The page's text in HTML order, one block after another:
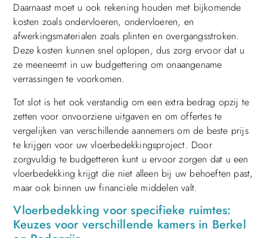
Daarnaast moet u ook rekening houden met bijkomende
kosten zoals ondervloeren, ondervloeren, en
afwerkingsmaterialen zoals plinten en overgangsstroken.
Deze kosten kunnen snel oplopen, dus zorg ervoor dat u
ze meeneemt in uw budgettering om onaangename
verrassingen te voorkomen.
Tot slot is het ook verstandig om een extra bedrag opzij te
zetten voor onvoorziene uitgaven en om offertes te
vergelijken van verschillende aannemers om de beste prijs
te krijgen voor uw vloerbedekkingsproject. Door
zorgvuldig te budgetteren kunt u ervoor zorgen dat u een
vloerbedekking krijgt die niet alleen bij uw behoeften past,
maar ook binnen uw financiële middelen valt.
Vloerbedekking voor specifieke ruimtes:
Keuzes voor verschillende kamers in Berkel